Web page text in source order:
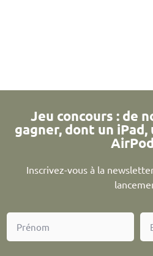
Jeu concours : de
gagner, dont un iPad,
Inscrivez-vous à la